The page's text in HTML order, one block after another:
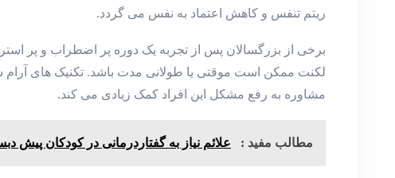
ریتم تنفس و کاهش اعتماد به نفس می گردد.
برخی از بزرگسالان پس از تجربه یک دوره پر اضطراب و پر
لکنت ممکن است موقتی یا طولانی مدت باشد. تکنیک های آرام
مشاوره به رفع مشکل این افراد کمک زیادی می کند.
مطالب مفید : علائم نیاز به گفتاردرمانی در کودکان پیش